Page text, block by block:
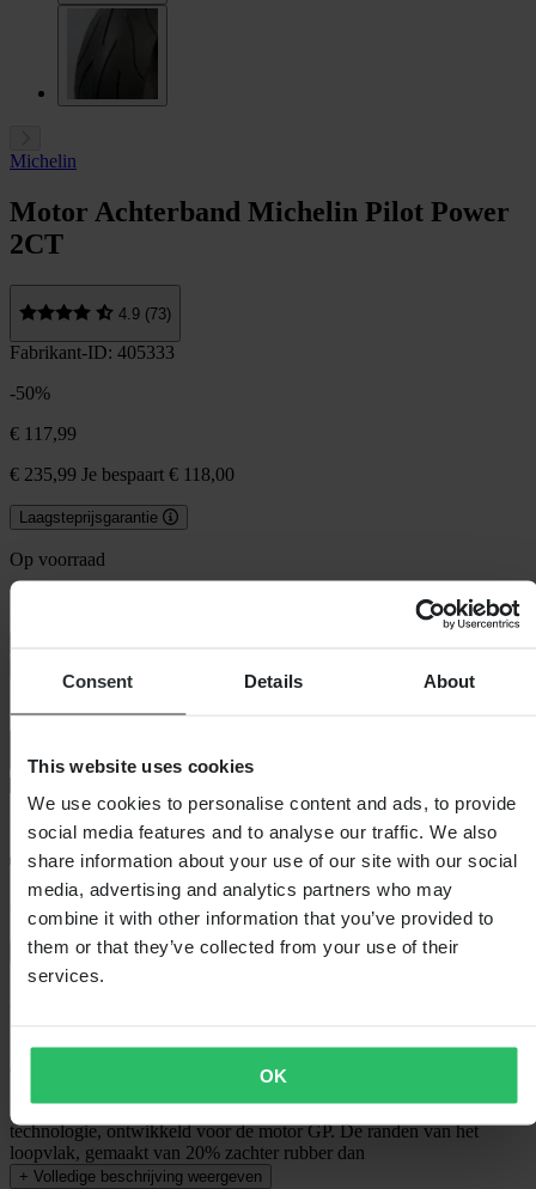
Consent Details About
This website uses cookies
We use cookies to personalise content and ads, to provide
social media features and to analyse our traffic. We also
share information about your use of our site with our social
media, advertising and analytics partners who may
combine it with other information that you’ve provided to
them or that they’ve collected from your use of their
services.
OK
Michelin
Motor Achterband Michelin Pilot Power
2CT
4.9 (73)
Fabrikant-ID: 405333
-50%
€ 117,99
€ 235,99 Je bespaart € 118,00
Laagsteprijsgarantie
Op voorraad
160/60 ZR 17 M/C (69W) PILOT POWER 2CT R TL
Bezorging: 5–9 werkdagen
60 dagen retourrecht
Bekijk retourvoorwaarden
LET OP: Het product bevat één ENKELE band. Selecteer de
afmetingen voor voor- of achterband in het scrollmenu.
De Pilot Power 2CT van Michelin is een band die is gebaseerd op
technologie, ontwikkeld voor de motor GP. De randen van het
loopvlak, gemaakt van 20% zachter rubber dan
+ Volledige beschrijving weergeven